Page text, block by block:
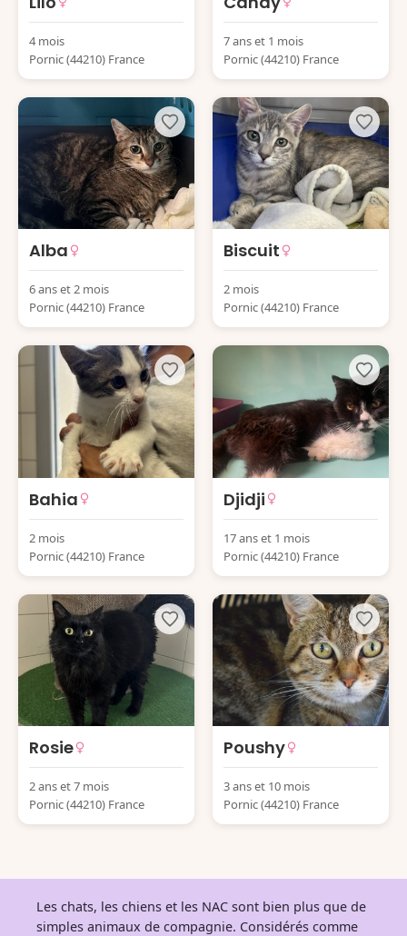
4 mois
Pornic (44210) France
7 ans et 1 mois
Pornic (44210) France
Alba
6 ans et 2 mois
Pornic (44210) France
Biscuit
2 mois
Pornic (44210) France
Bahia
2 mois
Pornic (44210) France
Djidji
17 ans et 1 mois
Pornic (44210) France
Rosie
2 ans et 7 mois
Pornic (44210) France
Poushy
3 ans et 10 mois
Pornic (44210) France
Les chats, les chiens et les NAC sont bien plus que de
simples animaux de compagnie. Considérés comme